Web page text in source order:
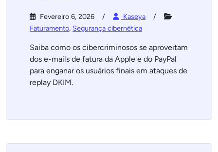
Fevereiro 6, 2026
Kaseya
Faturamento, Segurança cibernética
Saiba como os cibercriminosos se aproveitam
dos e-mails de fatura da Apple e do PayPal
para enganar os usuários finais em ataques de
replay DKIM.